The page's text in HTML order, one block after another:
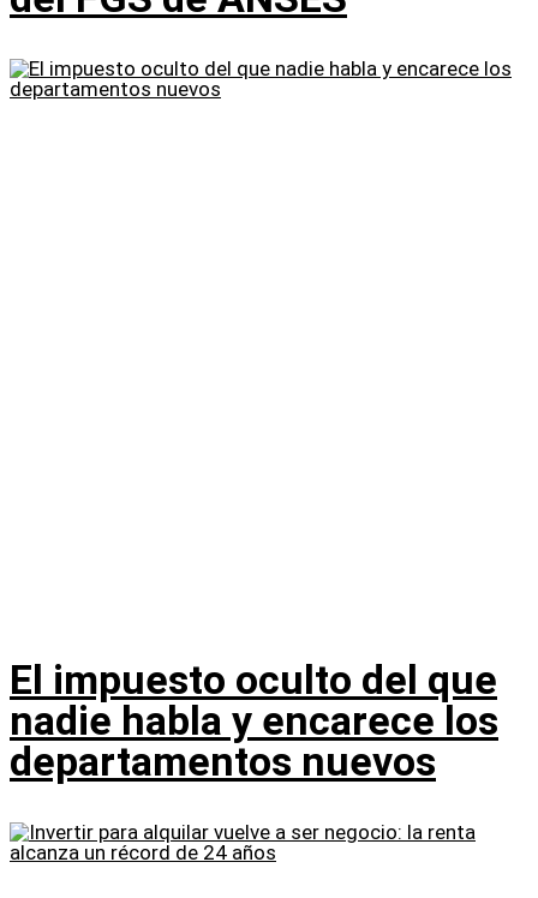
El impuesto oculto del que
nadie habla y encarece los
departamentos nuevos